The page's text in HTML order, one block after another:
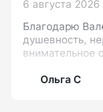
6 августа 2026
Благодарю
душевность,
внимательное
мнеОльга С